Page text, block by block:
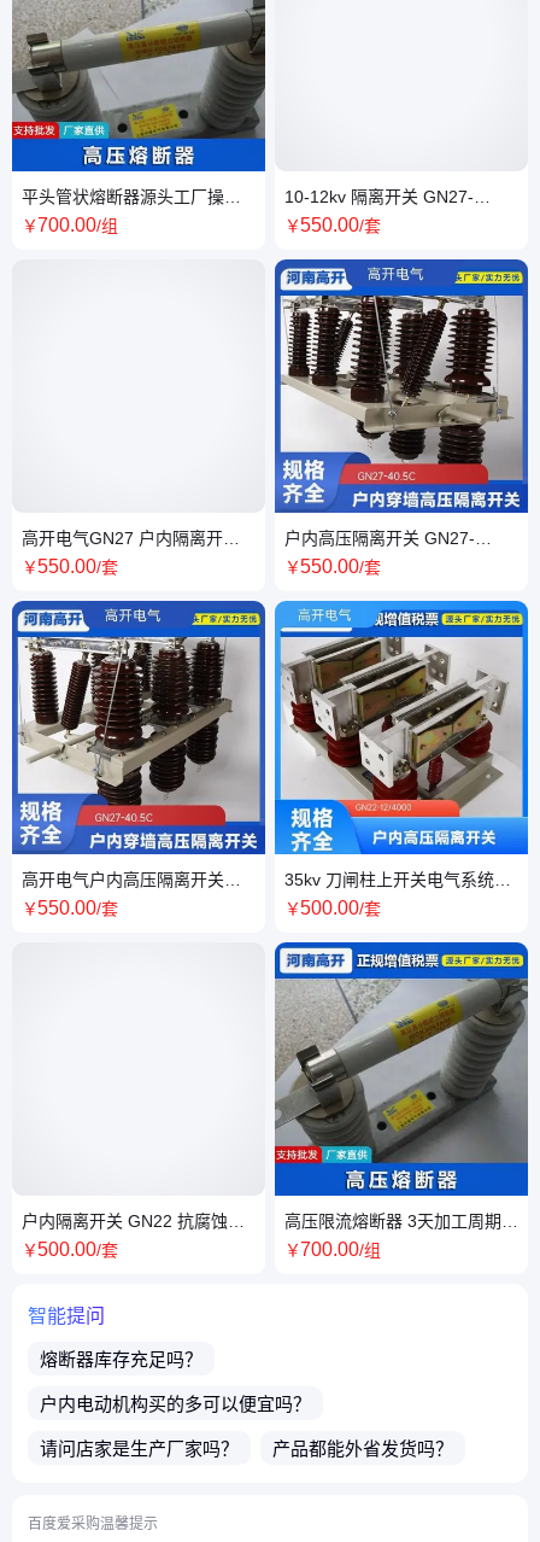
平头管状熔断器源头工厂操作
简单全国发货高开电气
￥700.00/组
高开电气GN27 户内隔离开关
操作简单源头厂家
￥550.00/套
高开电气户内高压隔离开关
GN27 10-12kv全国发货
￥550.00/套
户内隔离开关 GN22 抗腐蚀操
作简单便捷高开电气
￥500.00/套
10-12kv 隔离开关 GN27-
40.5C 操作简单源头厂家
￥550.00/套
户内高压隔离开关 GN27-
40.5C/1250A 操作简单源头厂
￥550.00/套
35kv 刀闸柱上开关电气系统稳
定操作简单高开电气
￥500.00/套
高压限流熔断器 3天加工周期
20kA耐受电流 广泛应用
￥700.00/组
智能提问
熔断器库存充足吗？
户内电动机构买的多可以便宜吗？
请问店家是生产厂家吗？ 产品都能外省发货吗？
百度爱采购温馨提示